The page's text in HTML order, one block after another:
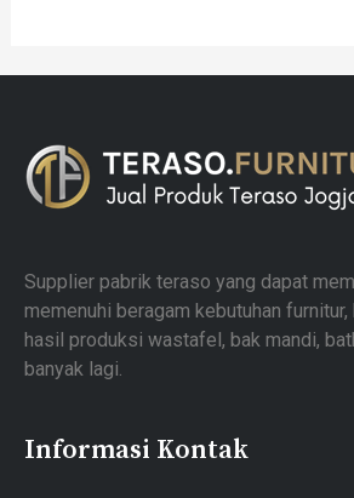
Supplier pabrik teraso yang dapat
memenuhi beragam kebutuhan
hasil produksi wastafel, bak mandi,
banyak lagi.
Informasi Kontak